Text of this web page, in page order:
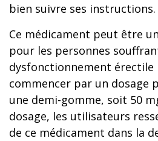
bien suivre ses instructions.
Ce médicament peut être
pour les personnes
dysfonctionnement érectile
commencer par un dosage
une demi-gomme, soit 50
dosage, les utilisateurs
de ce médicament dans la